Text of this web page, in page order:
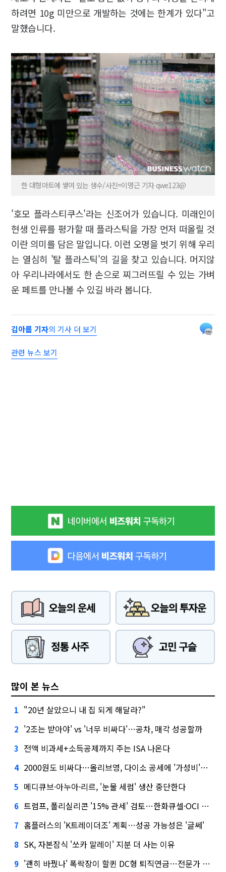
하려면 10g 미만으로 개발하는 것에는 한계가 있다"고
말했습니다.
한 대형마트에 쌓여 있는 생수/사진=이명근 기자 qwe123@
'호모 플라스티쿠스'라는 신조어가 있습니다. 미래인이
현생 인류를 평가할 때 플라스틱을 가장 먼저 떠올릴 것
이란 의미를 담은 말입니다. 이런 오명을 벗기 위해 우리
는 열심히 '탈 플라스틱'의 길을 찾고 있습니다. 머지않
아 우리나라에서도 한 손으로 찌그러뜨릴 수 있는 가벼
운 페트를 만나볼 수 있길 바라 봅니다.
김아름 기자의 기사 더 보기
관련 뉴스 보기
많이 본 뉴스
1 "20년 살았으니 내 집 되게 해달라?"
2 '2조는 받아야' vs '너무 비싸다'…공차, 매각 성공할까
3 전액 비과세+소득공제까지 주는 ISA 나온다
4 2000원도 비싸다…올리브영, 다이소 공세에 '가성비'로 맞불
5 메디큐브·아누아·리르, '눈물 세럼' 생산 중단한다
6 트럼프, 폴리실리콘 '15% 관세' 검토…한화큐셀·OCI 영향은?
7 홈플러스의 'K트레이더조' 계획…성공 가능성은 '글쎄'
8 SK, 자본잠식 '쏘카 말레이' 지분 더 사는 이유
9 '괜히 바꿨나' 폭락장이 할퀸 DC형 퇴직연금…전문가 조언은